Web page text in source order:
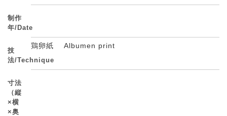
制作
年/Date
技
法/Technique
鶏卵紙 Albumen print
寸法
（縦
×横
×奥